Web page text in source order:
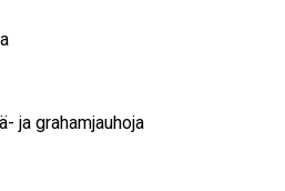
ja grahamjauhoja